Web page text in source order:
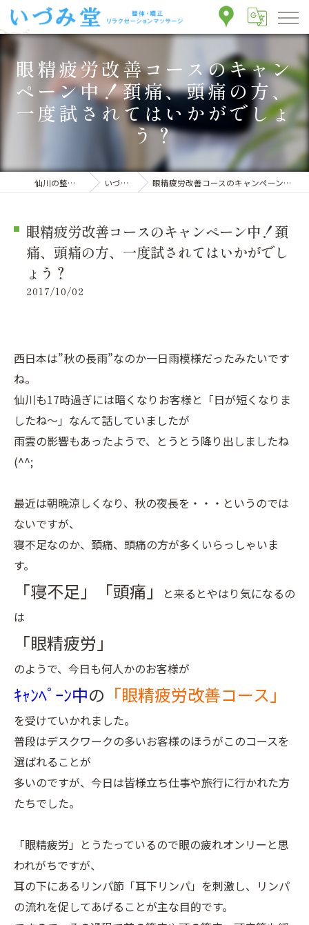
眼精疲労改善コースのキャン
ペーン中！頚痛、頭痛の方、
一度試されてはいかがでしょ
う？
仙川の整体ならいづみ堂整体院 いづみ堂のブログ 眼精疲労改善コースのキャンペーン中！頚痛、頭痛の方、一度試されてはいかがでしょう？
眼精疲労改善コースのキャンペーン中！頚
痛、頭痛の方、一度試されてはいかがでし
ょう？
2017/10/02
西日本は”秋の長雨”なのか一日雨模様だったみたいです
ね。
仙川も17時過ぎには暗くなりお客様と「日が短くなりま
したね～」なんて話していましたが
雨雲の影響もあったようで、とうとう降り出しましたね
(^^;
最近は朝晩涼しくなり、秋の夜長を・・・というのでは
ないですが、
寝不足なのか、頚痛、頭痛の方が多くいらっしゃいま
す。
「寝不足」「頭痛」
と来るとやはり気になるの
は
「眼精疲労」
のようで、今日も何人かのお客様が
ｷｬﾝﾍﾟｰﾝ中の 「眼精疲労改善コース」
を受けていかれました。
普段はデスクワークの多いお客様のほうがこのコースを
選ばれることが
多いのですが、今日は皆様立ち仕事や旅行に行かれた方
たちでした。
「眼精疲労」とうたっているので眼の疲れオンリーと思
われがちですが、
耳の下にあるリンパ節「耳下リンパ」を刺激し、リンパ
の流れを促してあげることが主な目的です。